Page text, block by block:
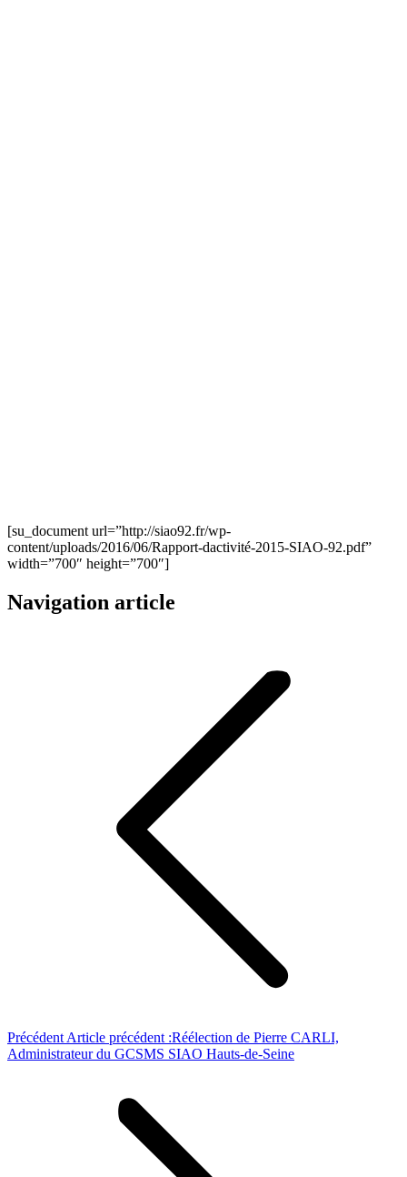
[su_document url=”http://siao92.fr/wp-
content/uploads/2016/06/Rapport-dactivité-2015-SIAO-92.pdf”
width=”700″ height=”700″]
Navigation article
Précédent Article précédent :Réélection de Pierre CARLI,
Administrateur du GCSMS SIAO Hauts-de-Seine